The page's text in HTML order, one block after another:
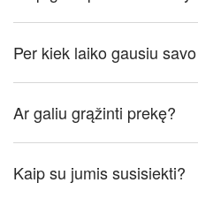
Per kiek laiko gausiu
Ar galiu grąžinti prekę?
Kaip su jumis susisiekti?